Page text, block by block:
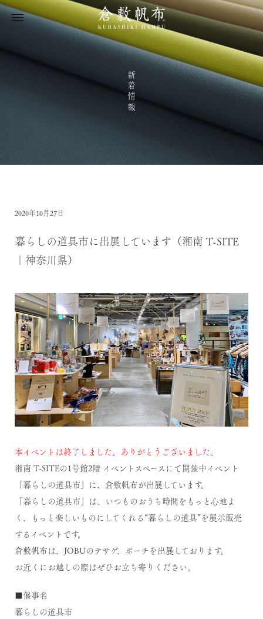
新着情報
2020年10月27日
暮らしの道具市に出展しています（湘南 T-SITE
｜神奈川県）
本イベントは終了しました。ありがとうございました。
湘南 T-SITEの1号館2階 イベントスペースにて開催中イベント
「暮らしの道具市」に、倉敷帆布が出展しています。
「暮らしの道具市」は、いつものおうち時間をもっと心地よ
く、もっと楽しいものにしてくれる“暮らしの道具”を展示販売
するイベントです。
倉敷帆布は、JOBUのテサゲ、ポーチを出展しております。
お近くにお越しの際はぜひお立ち寄りください。
■催事名
暮らしの道具市